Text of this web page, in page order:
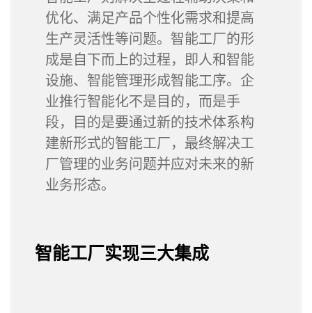
优化、满足产品个性化需求和提高
生产灵活性等问题。智能工厂的形
成是自下而上的过程，即人和智能
设施、智能管理形成智能工序。企
业推行智能化不是目的，而是手
段，目的是要通过新的技术体系构
建新形式的智能工厂，最终解决工
厂管理的业务问题并应对未来的新
业务形态。
智能工厂实现三大集成